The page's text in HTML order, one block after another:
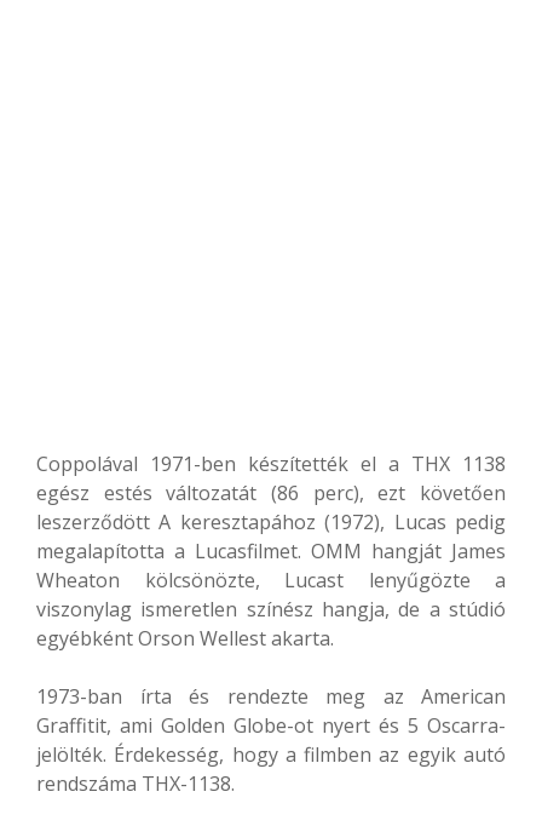
Coppolával 1971-ben készítették el a THX 1138
egész estés változatát (86 perc), ezt követően
leszerződött A keresztapához (1972), Lucas pedig
megalapította a Lucasfilmet. OMM hangját James
Wheaton kölcsönözte, Lucast lenyűgözte a
viszonylag ismeretlen színész hangja, de a stúdió
egyébként Orson Wellest akarta.
1973-ban írta és rendezte meg az American
Graffitit, ami Golden Globe-ot nyert és 5 Oscarra-
jelölték. Érdekesség, hogy a filmben az egyik autó
rendszáma THX-1138.